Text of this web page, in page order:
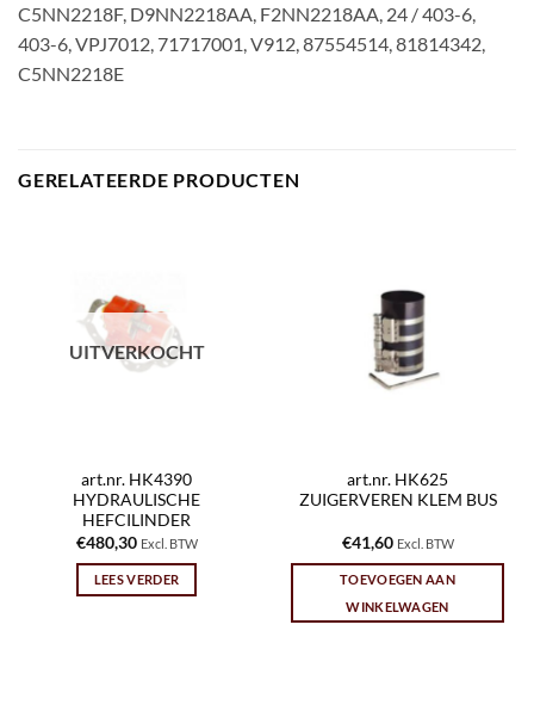
C5NN2218F, D9NN2218AA, F2NN2218AA, 24 / 403-6,
403-6, VPJ7012, 71717001, V912, 87554514, 81814342,
C5NN2218E
GERELATEERDE PRODUCTEN
UITVERKOCHT
art.nr. HK4390
HYDRAULISCHE
HEFCILINDER
€480,30 Excl. BTW
LEES VERDER
art.nr. HK625
ZUIGERVEREN KLEM BUS
€41,60 Excl. BTW
TOEVOEGEN AAN
WINKELWAGEN